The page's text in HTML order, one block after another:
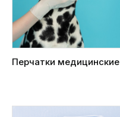
Перчатки медицинские